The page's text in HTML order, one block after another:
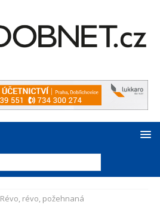
Révo, révo, požehnaná